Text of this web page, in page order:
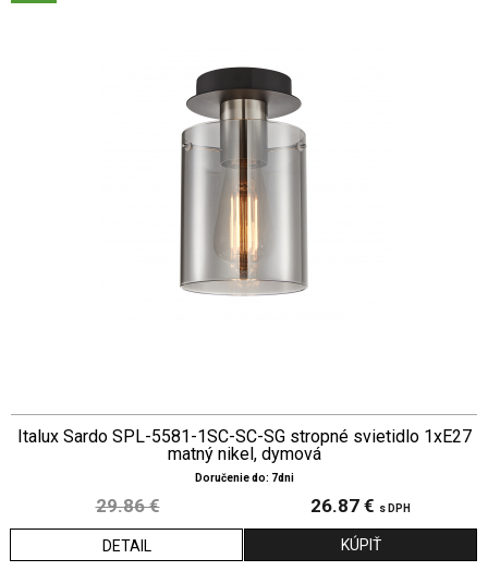
Italux Sardo SPL-5581-1SC-SC-SG stropné svietidlo 1xE27
matný nikel, dymová
Doručenie do: 7dni
29.86 € 26.87 € s DPH
DETAIL